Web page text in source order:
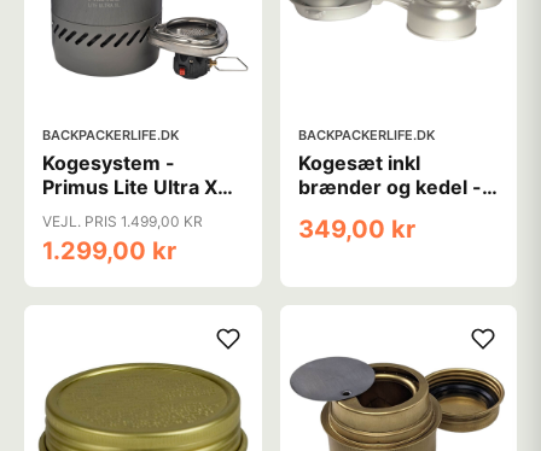
BACKPACKERLIFE.DK
Kogesystem -
Primus Lite Ultra XL -
1L
VEJL. PRIS 1.499,00 KR
1.299,00 kr
BACKPACKERLIFE.DK
Kogesæt inkl
brænder og kedel -
349,00 kr